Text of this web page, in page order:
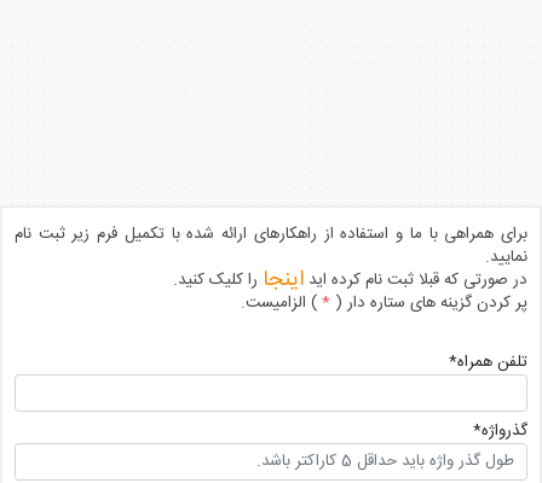
برای همراهی با ما و استفاده از راهکارهای ارائه شده با تکمیل فرم زیر ثبت نام
نمایید.
در صورتی که قبلا ثبت نام کرده اید اینجا را کلیک کنید.
پر کردن گزینه های ستاره دار ( *) الزامیست.
تلفن همراه*
گذرواژه*